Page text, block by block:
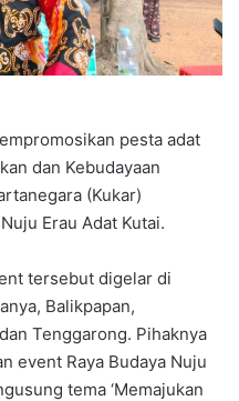
pesta adat
dan Kebudayaan
(Kukar)
Erau Adat Kutai.
tersebut digelar di
Balikpapan,
Tenggarong. Pihaknya
event Raya Budaya Nuju
tema ‘Memajukan